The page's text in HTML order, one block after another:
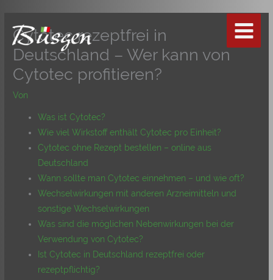
springen
Cytotec rezeptfrei in
Deutschland – Wer kann von
Cytotec profitieren?
Von
Was ist Cytotec?
Wie viel Wirkstoff enthält Cytotec pro Einheit?
Cytotec ohne Rezept bestellen – online aus
Deutschland
Wann sollte man Cytotec einnehmen – und wie oft?
Wechselwirkungen mit anderen Arzneimitteln und
sonstige Wechselwirkungen
Was sind die möglichen Nebenwirkungen bei der
Verwendung von Cytotec?
Ist Cytotec in Deutschland rezeptfrei oder
rezeptpflichtig?